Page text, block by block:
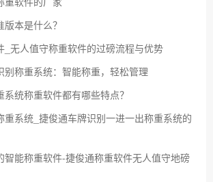
本是什么？
_无人值守称重软件的过磅流程与优势
别称重系统：智能称重，轻松管理
统称重软件都有哪些特点？
重系统_捷俊通车牌识别一进一出称重系统的
智能称重软件-捷俊通称重软件无人值守地磅